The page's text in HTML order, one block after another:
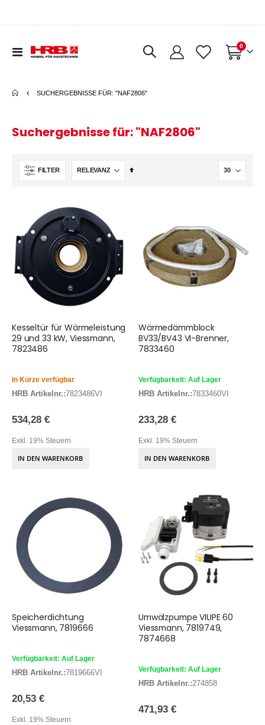
Navigation
Warenkorb
0Artikel
SUCHERGEBNISSE FÜR: "NAF2806"
Suchergebnisse für: "NAF2806"
FILTER
In
Kesseltür für Wärmeleistung
29 und 33 kW, Viessmann,
7823486
In Kürze verfügbar
HRB Artikelnr.:7823486VI
534,28 €
Exkl. 19% Steuern
IN DEN WARENKORB
Wärmedämmblock
BV33/BV43 VI-Brenner,
7833460
Verfügbarkeit: Auf Lager
HRB Artikelnr.:7833460VI
233,28 €
Exkl. 19% Steuern
IN DEN WARENKORB
Speicherdichtung
Viessmann, 7819666
Verfügbarkeit: Auf Lager
HRB Artikelnr.:7819666VI
20,53 €
Exkl. 19% Steuern
Umwälzpumpe VIUPE 60
Viessmann, 7819749,
7874668
Verfügbarkeit: Auf Lager
HRB Artikelnr.:274858
471,93 €